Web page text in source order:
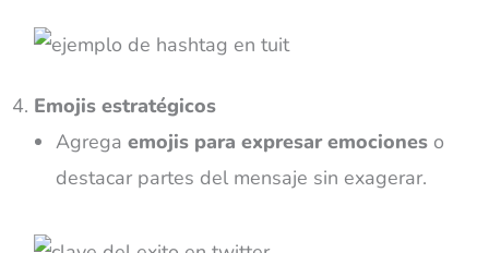
Emojis estratégicos
Agregaemojis para expresar emociones o
destacar partes del mensaje sin exagerar.